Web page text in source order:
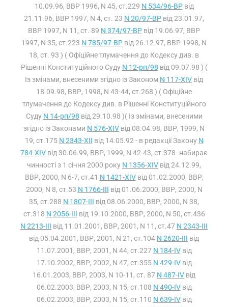
10.09.96, ВВР 1996, N 45, ст.229 N 534/96-ВРвід
21.11.96, ВВР 1997, N 4, ст. 23 N 20/97-ВР від 23.01.97,
ВВР 1997, N 11, ст. 89 N 374/97-ВР від 19.06.97, ВВР
1997, N 35, ст.223 N 785/97-ВР від 26.12.97, ВВР 1998, N
18, ст. 93 ) ( Офіційне тлумачення до Кодексу див. в
Рішенні Конституційного Суду N 12-рп/98 від 09.07.98 ) (
Із змінами, внесеними згідно із Законом N 117-XIV від
18.09.98, ВВР, 1998, N 43-44, ст.268 ) ( Офіційне
тлумачення до Кодексу див. в Рішенні Конституційного
Суду N 14-рп/98 від 29.10.98 )( Із змінами, внесеними
згідно із Законами N 576-XIV від 08.04.98, ВВР, 1999, N
19, ст.175 N 2343-XII від 14.05.92 - в редакції Закону N
784-XIV від 30.06.99, ВВР, 1999, N 42-43, ст.378- набирає
чинності з 1 січня 2000 року N 1356-XIV від 24.12.99,
ВВР, 2000, N 6-7, ст.41 N 1421-XIVвід 01.02.2000, ВВР,
2000, N 8, ст.53 N 1766-III від 01.06.2000, ВВР, 2000, N
35, ст.288 N 1807-III від 08.06.2000, ВВР, 2000, N 38,
ст.318 N 2056-III від 19.10.2000, ВВР, 2000, N 50, ст.436
N 2213-III від 11.01.2001, ВВР, 2001, N 11, ст.47 N 2343-III
від 05.04.2001, ВВР, 2001, N 21, ст.104 N 2620-III від
11.07.2001, ВВР, 2001, N 44, ст.227 N 184-IVвід
17.10.2002, ВВР, 2002, N 47, ст.355 N 429-IVвід
16.01.2003, ВВР, 2003, N 10-11, ст. 87 N 487-IV від
06.02.2003, ВВР, 2003, N 15, ст.108 N 490-IVвід
06.02.2003, ВВР, 2003, N 15, ст.110 N 639-IVвід